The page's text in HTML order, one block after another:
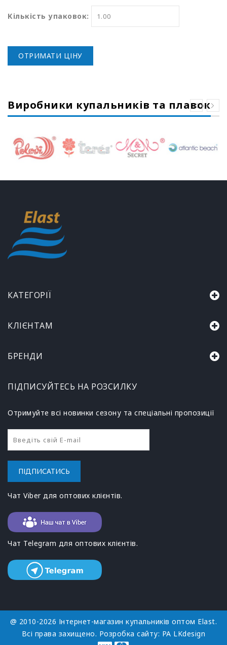
Кількість упаковок:
ОТРИМАТИ ЦІНУ
Виробники купальників та плавок
КАТЕГОРІЇ
КЛІЄНТАМ
БРЕНДИ
ПІДПИСУЙТЕСЬ НА РОЗСИЛКУ
Отримуйте всі новинки сезону та спеціальні пропозиції
ПІДПИСАТИСЬ
Чат Viber для оптових клієнтів.
Чат Telegram для оптових клієнтів.
@ 2010-2026 Інтернет-магазин купальників оптом Elast.
Всі права захищено. Розробка сайту: РА LKdesign